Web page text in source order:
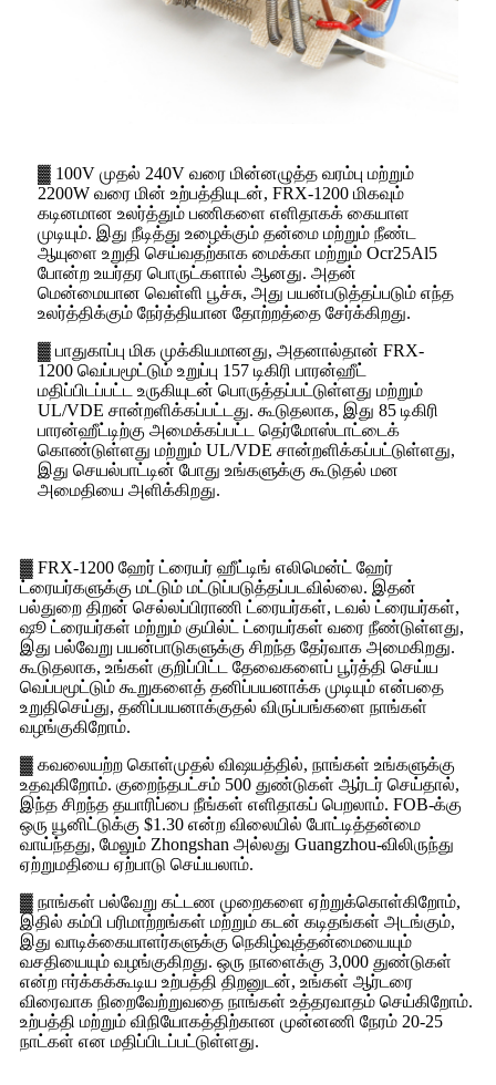
▓ 100V முதல் 240V வரை மின்னழுத்த வரம்பு மற்றும்
2200W வரை மின் உற்பத்தியுடன், FRX-1200 மிகவும்
கடினமான உலர்த்தும் பணிகளை எளிதாகக் கையாள
முடியும். இது நீடித்து உழைக்கும் தன்மை மற்றும் நீண்ட
ஆயுளை உறுதி செய்வதற்காக மைக்கா மற்றும் Ocr25Al5
போன்ற உயர்தர பொருட்களால் ஆனது. அதன்
மென்மையான வெள்ளி பூச்சு, அது பயன்படுத்தப்படும் எந்த
உலர்த்திக்கும் நேர்த்தியான தோற்றத்தை சேர்க்கிறது.
▓ பாதுகாப்பு மிக முக்கியமானது, அதனால்தான் FRX-
1200 வெப்பமூட்டும் உறுப்பு 157 டிகிரி பாரன்ஹீட்
மதிப்பிடப்பட்ட உருகியுடன் பொருத்தப்பட்டுள்ளது மற்றும்
UL/VDE சான்றளிக்கப்பட்டது. கூடுதலாக, இது 85 டிகிரி
பாரன்ஹீட்டிற்கு அமைக்கப்பட்ட தெர்மோஸ்டாட்டைக்
கொண்டுள்ளது மற்றும் UL/VDE சான்றளிக்கப்பட்டுள்ளது,
இது செயல்பாட்டின் போது உங்களுக்கு கூடுதல் மன
அமைதியை அளிக்கிறது.
▓ FRX-1200 ஹேர் ட்ரையர் ஹீட்டிங் எலிமென்ட் ஹேர்
ட்ரையர்களுக்கு மட்டும் மட்டுப்படுத்தப்படவில்லை. இதன்
பல்துறை திறன் செல்லப்பிராணி ட்ரையர்கள், டவல் ட்ரையர்கள்,
ஷூ ட்ரையர்கள் மற்றும் குயில்ட் ட்ரையர்கள் வரை நீண்டுள்ளது,
இது பல்வேறு பயன்பாடுகளுக்கு சிறந்த தேர்வாக அமைகிறது.
கூடுதலாக, உங்கள் குறிப்பிட்ட தேவைகளைப் பூர்த்தி செய்ய
வெப்பமூட்டும் கூறுகளைத் தனிப்பயனாக்க முடியும் என்பதை
உறுதிசெய்து, தனிப்பயனாக்குதல் விருப்பங்களை நாங்கள்
வழங்குகிறோம்.
▓ கவலையற்ற கொள்முதல் விஷயத்தில், நாங்கள் உங்களுக்கு
உதவுகிறோம். குறைந்தபட்சம் 500 துண்டுகள் ஆர்டர் செய்தால்,
இந்த சிறந்த தயாரிப்பை நீங்கள் எளிதாகப் பெறலாம். FOB-க்கு
ஒரு யூனிட்டுக்கு $1.30 என்ற விலையில் போட்டித்தன்மை
வாய்ந்தது, மேலும் Zhongshan அல்லது Guangzhou-விலிருந்து
ஏற்றுமதியை ஏற்பாடு செய்யலாம்.
▓ நாங்கள் பல்வேறு கட்டண முறைகளை ஏற்றுக்கொள்கிறோம்,
இதில் கம்பி பரிமாற்றங்கள் மற்றும் கடன் கடிதங்கள் அடங்கும்,
இது வாடிக்கையாளர்களுக்கு நெகிழ்வுத்தன்மையையும்
வசதியையும் வழங்குகிறது. ஒரு நாளைக்கு 3,000 துண்டுகள்
என்ற ஈர்க்கக்கூடிய உற்பத்தி திறனுடன், உங்கள் ஆர்டரை
விரைவாக நிறைவேற்றுவதை நாங்கள் உத்தரவாதம் செய்கிறோம்.
உற்பத்தி மற்றும் விநியோகத்திற்கான முன்னணி நேரம் 20-25
நாட்கள் என மதிப்பிடப்பட்டுள்ளது.